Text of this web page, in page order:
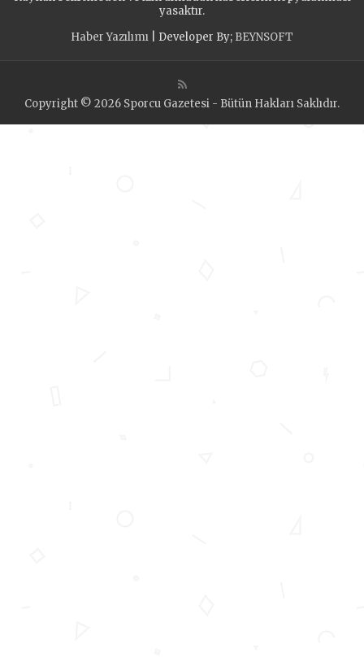
yasaktır.
Haber Yazılımı | Developer By; BEYNSOFT
Copyright © 2026 Sporcu Gazetesi - Bütün Hakları Saklıdır.